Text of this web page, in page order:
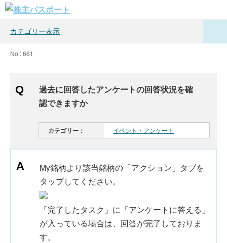
カテゴリー表示
No : 661
過去に回答したアンケートの回答状況を確
認できますか
カテゴリー： イベント・アンケート
My銘柄より該当銘柄の「アクション」タブを
タップしてください。
「完了したタスク」に「アンケートに答える」
が入っている場合は、回答が完了しておりま
す。